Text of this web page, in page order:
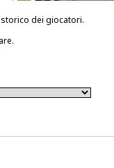
dei giocatori.